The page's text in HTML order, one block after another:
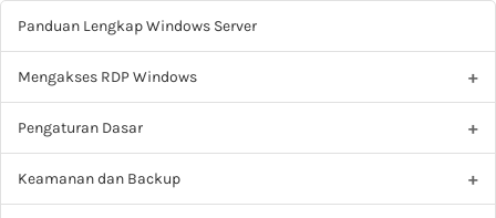
Panduan Lengkap Windows Server
Mengakses RDP Windows
Pengaturan Dasar
Keamanan dan Backup